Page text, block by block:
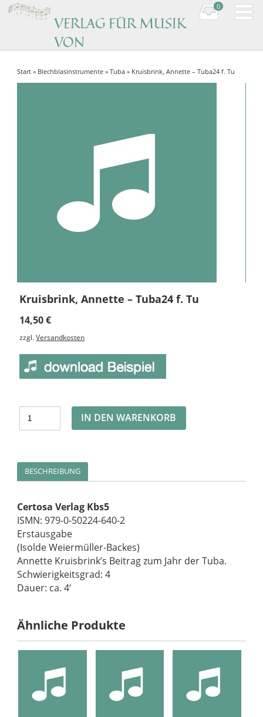
VERLAG FÜR MUSIK
VON
Music by women composers
0
Start » Blechblasinstrumente »Tuba » Kruisbrink, Annette – Tuba24 f. Tu
Kruisbrink, Annette – Tuba24 f. Tu
14,50€
zzgl.Versandkosten
IN DEN WARENKORB
BESCHREIBUNG
Certosa Verlag Kbs5
ISMN: 979-0-50224-640-2
Erstausgabe
(Isolde Weiermüller-Backes)
Annette Kruisbrink’s Beitrag zum Jahr der Tuba.
Schwierigkeitsgrad: 4
Dauer: ca. 4‘
Ähnliche Produkte